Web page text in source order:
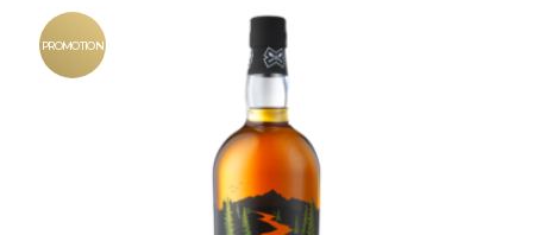
PROMOTION